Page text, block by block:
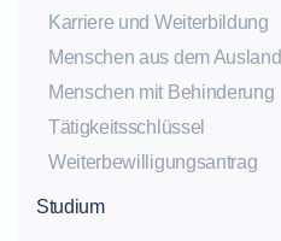
Karriere und Weiterbildung
Menschen aus dem Ausland
Menschen mit Behinderung
Tätigkeitsschlüssel
Weiterbewilligungsantrag
Studium